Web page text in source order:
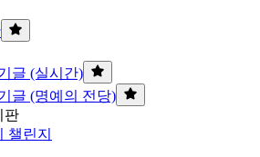
글 (실시간)
글 (명예의 전당)
판
챌린지